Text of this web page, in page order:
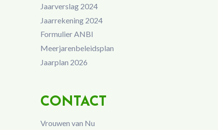
Jaarverslag 2024
Jaarrekening 2024
Formulier ANBI
Meerjarenbeleidsplan
Jaarplan 2026
CONTACT
Vrouwen van Nu